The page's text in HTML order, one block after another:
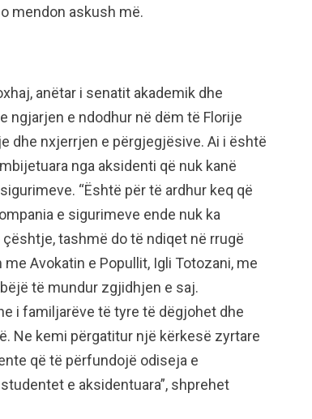
mendon askush më.
anëtar i senatit akademik dhe
ngjarjen e ndodhur në dëm të Florije
dhe nxjerrjen e përgjegjësive. Ai i është
nga aksidenti që nuk kanë
“Është për të ardhur keq që
e sigurimeve ende nuk ka
tashmë do të ndiqet në rrugë
Avokatin e Popullit, Igli Totozani, me
të mundur zgjidhjen e saj.
i familjarëve të tyre të dëgjohet dhe
Ne kemi përgatitur një kërkesë zyrtare
që të përfundojë odiseja e
e aksidentuara”, shprehet